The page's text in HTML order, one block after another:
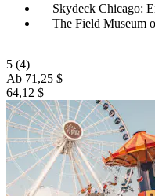
Skydeck Chicago:
The Field Museum
5 (4)
Ab 71,25 $
64,12 $